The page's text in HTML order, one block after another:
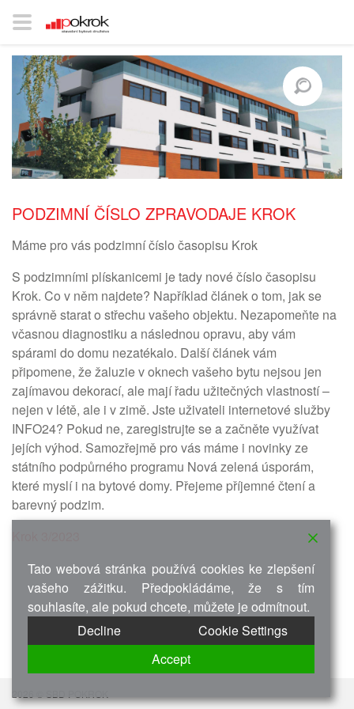
PODZIMNÍ ČÍSLO ZPRAVODAJE KROK
Máme pro vás podzimní číslo časopisu Krok
S podzimními plískanicemi je tady nové číslo časopisu
Krok. Co v něm najdete? Například článek o tom, jak se
správně starat o střechu vašeho objektu. Nezapomeňte na
včasnou diagnostiku a následnou opravu, aby vám
spárami do domu nezatékalo. Další článek vám
připomene, že žaluzie v oknech vašeho bytu nejsou jen
zajímavou dekorací, ale mají řadu užitečných vlastností –
nejen v létě, ale i v zimě. Jste uživateli internetové služby
INFO24? Pokud ne, zaregistrujte se a začněte využívat
jejích výhod. Samozřejmě pro vás máme i novinky ze
státního podpůrného programu Nová zelená úsporám,
které myslí i na bytové domy. Přejeme příjemné čtení a
barevný podzim.
Tato webová stránka používá cookies ke zlepšení
vašeho zážitku. Předpokládáme, že s tím
souhlasíte, ale pokud chcete, můžete je odmítnout.
Decline
Cookie Settings
Accept